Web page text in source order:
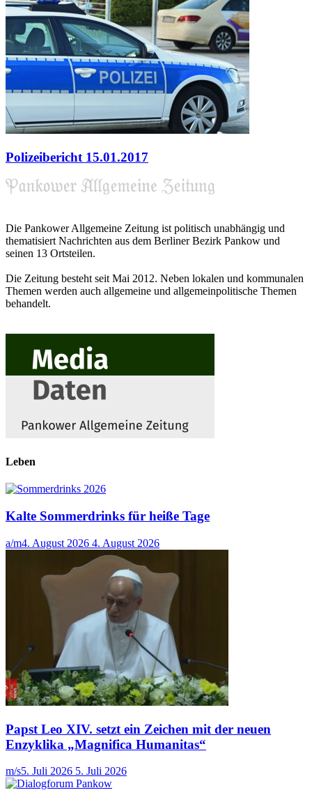
Polizeibericht 15.01.2017
Die Pankower Allgemeine Zeitung ist politisch unabhängig und
thematisiert Nachrichten aus dem Berliner Bezirk Pankow und
seinen 13 Ortsteilen.
Die Zeitung besteht seit Mai 2012. Neben lokalen und kommunalen
Themen werden auch allgemeine und allgemeinpolitische Themen
behandelt.
Leben
Kalte Sommerdrinks für heiße Tage
a/m4. August 2026 4. August 2026
Papst Leo XIV. setzt ein Zeichen mit der neuen
Enzyklika „Magnifica Humanitas“
m/s5. Juli 2026 5. Juli 2026